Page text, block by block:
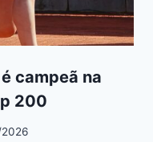
campeã na
200